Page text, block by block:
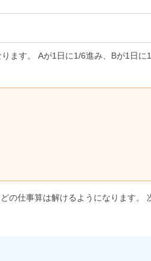
ます。 Aが1日に1/6進み、Bが1日
の仕事算は解けるようになります。